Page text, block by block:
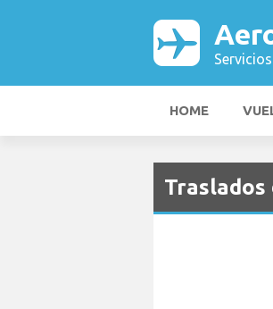
HOME
Traslados